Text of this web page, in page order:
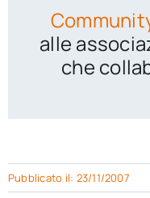
Chi siamo
alle
che
Pubblicato il: 23/11/2007